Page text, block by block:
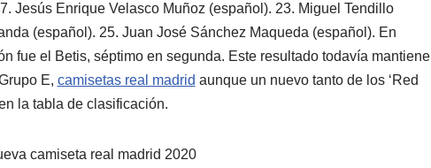
Jesús Enrique Velasco Muñoz (español). 23. Miguel Tendillo
(español). 25. Juan José Sánchez Maqueda (español). En
fue el Betis, séptimo en segunda. Este resultado todavía mantiene
E, camisetas real madrid aunque un nuevo tanto de los ‘Red
la tabla de clasificación.